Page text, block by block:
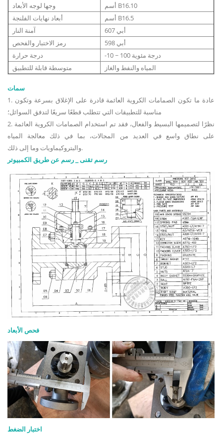
وجها لوجه الأبعاد
أسم B16.10
أبعاد نهايات الفلنجة
أسم B16.5
آمنة النار
أبي 607
رمز الاختبار والفحص
أبي 598
درجة حرارة
-10 ~ 100 درجة مئوية
متوسطة قابلة للتطبيق
المياه والنفط والغاز
سمات
1. عادة ما تكون الصمامات الكروية العائمة قادرة على الإغلاق بسرعة وتكون
مناسبة للتطبيقات التي تتطلب قطعًا سريعًا لتدفق السوائل؛
2. نظرًا لتصميمها البسيط والفعال، فقد تم استخدام الصمامات الكروية العائمة
على نطاق واسع في العديد من المجالات، بما في ذلك معالجة المياه
والبتروكيماويات وما إلى ذلك.
رسم تقنى _ رسم عن طريق الكمبيوتر
فحص الأبعاد
اختبار الضغط